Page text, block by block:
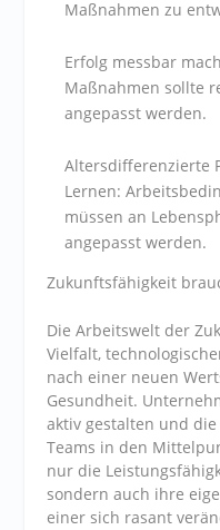
Maßnahmen zu
Erfolg messbar
Maßnahmen sollte
angepasst werden.
Altersdifferenzierte
Lernen:
müssen an
angepasst werden.
Zukunftsfähigkeit
Die Arbeitswelt der
Vielfalt,
nach einer neuen
Gesundheit.
aktiv gestalten und
Teams in den
nur die
sondern auch ihre
einer sich rasant